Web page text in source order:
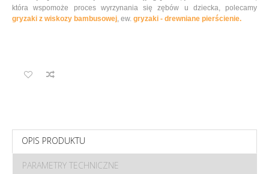
która wspomoże proces wyrzynania się zębów u dziecka, polecamy
gryzaki z wiskozy bambusowej, ew. gryzaki - drewniane pierścienie.
OPIS PRODUKTU
PARAMETRY TECHNICZNE